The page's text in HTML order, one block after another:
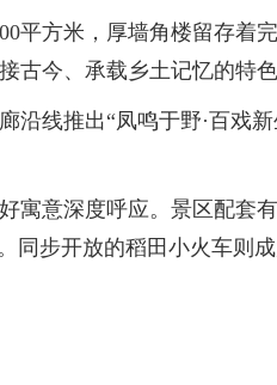
方米，厚墙角楼留存着完
今、承载乡土记忆的特色
线推出“凤鸣于野·百戏
意深度呼应。景区配套
步开放的稻田小火车则成